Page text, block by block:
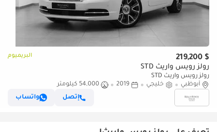
$ 219,200 البريميوم
رولز رويس واريث STD
رولز رويس واريث STD
أبوظبي
خليجي 2019
54,000 كيلومتر
إتصل
واتساب